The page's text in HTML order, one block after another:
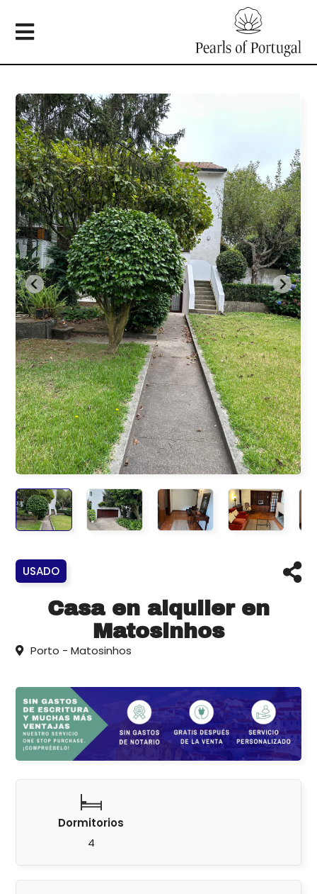
USADO
Casa en alquiler en
Matosinhos
Porto - Matosinhos
Dormitorios
4